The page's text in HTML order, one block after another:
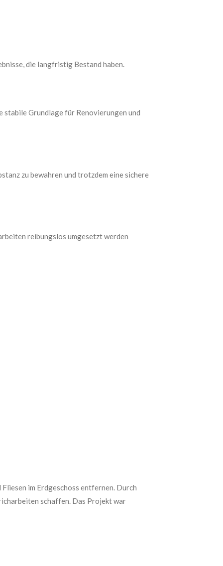
die langfristig Bestand haben.
Grundlage für Renovierungen und
zu bewahren und trotzdem eine sichere
reibungslos umgesetzt werden
im Erdgeschoss entfernen. Durch
schaffen. Das Projekt war